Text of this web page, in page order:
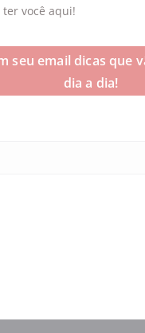
ter você aqui!
seu email dicas que
dia a dia!